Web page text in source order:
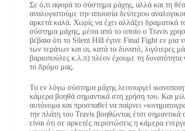
Σε ό,τι αφορά το σύστημα μάχης, αλλά και τη
αναλογιστούμε την απουσία δεύτερου
αρκετά καλά. Χωρίς να έχει αλλάξει δραματικά
σύστημα μάχης, μέσα από το οποίο ο Travis
βέβαια ότι το Silent Hill έγινε Final Fight εν μια
των τεράτων και οι, κατά το δυνατό, λιγότερες
βαριοπούλες κ.λ.π) πλέον έχουμε τη
το δρόμο μας.
Το εν λόγω σύστημα μάχης λειτουργεί
κάμερα βοηθά σημαντικά στη χρήση του. Και
αυτόνομα και προσπαθεί να παίρνει
την πλάτη του Travis βοηθώντας έτσι
είναι ότι σε αρκετές περιπτώσεις η κάμερα